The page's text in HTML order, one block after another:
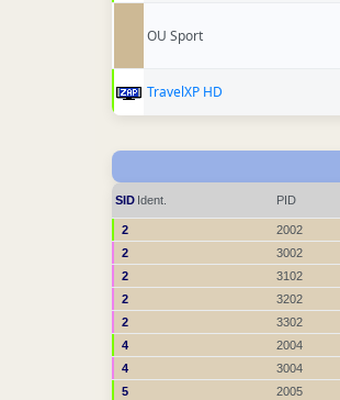
OU Sport
TravelXP HD
SID Ident. PID
2 2002
2
3002
2
3102
2
3202
2
3302
4
2004
4
3004
5
2005